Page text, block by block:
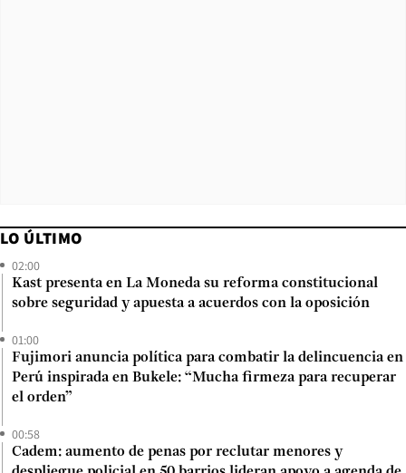
LO ÚLTIMO
02:00
Kast presenta en La Moneda su reforma constitucional
sobre seguridad y apuesta a acuerdos con la oposición
01:00
Fujimori anuncia política para combatir la delincuencia en
Perú inspirada en Bukele: “Mucha firmeza para recuperar
el orden”
00:58
Cadem: aumento de penas por reclutar menores y